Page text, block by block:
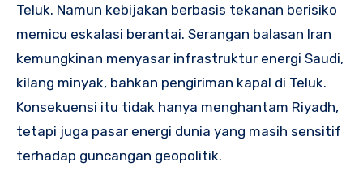
Teluk. Namun kebijakan berbasis tekanan berisiko
memicu eskalasi berantai. Serangan balasan Iran
kemungkinan menyasar infrastruktur energi Saudi,
kilang minyak, bahkan pengiriman kapal di Teluk.
Konsekuensi itu tidak hanya menghantam Riyadh,
tetapi juga pasar energi dunia yang masih sensitif
terhadap guncangan geopolitik.